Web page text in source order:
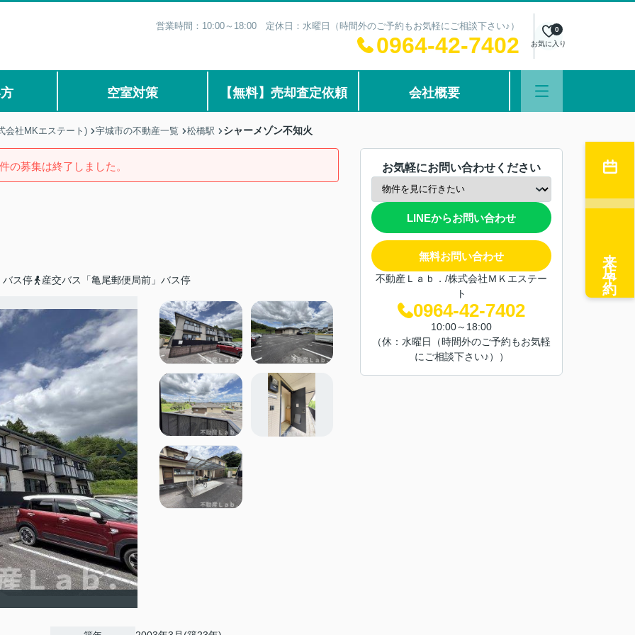
営業時間：10:00～18:00 定休日：水曜日（時間外のご予約もお気軽にご相談下さい♪）
0964-42-7402 お気に入り
0
空室対策 【無料】売却査定依頼 会社概要
会社MKエステート) 宇城市の不動産一覧 松橋駅 シャーメゾン不知火
の募集は終了しました。
バス停 産交バス「亀尾郵便局前」バス停
お気軽にお問い合わせください
LINEからお問い合わせ
無料お問い合わせ
不動産Ｌａｂ．/株式会社ＭＫエステー
ト
0964-42-7402
10:00～18:00
（休：水曜日（時間外のご予約もお気軽
にご相談下さい♪））
来店予約